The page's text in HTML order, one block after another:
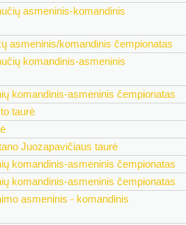
asmeninis-komandinis
asmeninis/komandinis čempionatas
komandinis-asmeninis
komandinis-asmeninis čempionatas
taurė
Juozapavičiaus taurė
komandinis-asmeninis čempionatas
komandinis-asmeninis čempionatas
asmeninis - komandinis